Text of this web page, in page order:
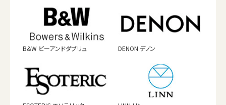
B&W ビーアンドダブリュ DENON デノン